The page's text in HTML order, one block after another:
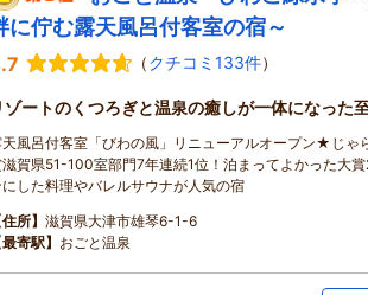
に佇む露天風呂付客室の宿～
（クチコミ133件）
ゾートのくつろぎと温泉の癒しが一体になった
風呂付客室「びわの風」リニューアルオープン★じゃ
賀県51-100室部門7年連続1位！泊まってよかった大
した料理やバレルサウナが人気の宿
所】 滋賀県大津市雄琴6-1-6
寄駅】 おごと温泉